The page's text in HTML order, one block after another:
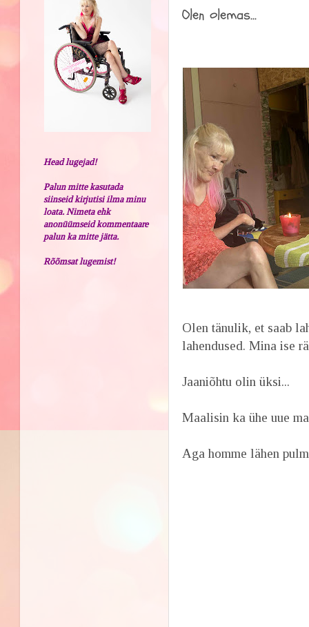
Olen olemas...
Olen tänulik, et saab
lahendused. Mina ise
Jaaniõhtu olin üksi...
Maalisin ka ühe uue
Aga homme lähen
Head lugejad!
Palun mitte kasutada
siinseid kirjutisi ilma minu
loata. Nimeta ehk
anonüümseid kommentaare
palun ka mitte jätta.
Rõõmsat lugemist!